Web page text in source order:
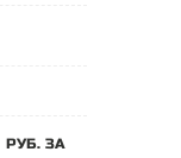
РУБ. ЗА